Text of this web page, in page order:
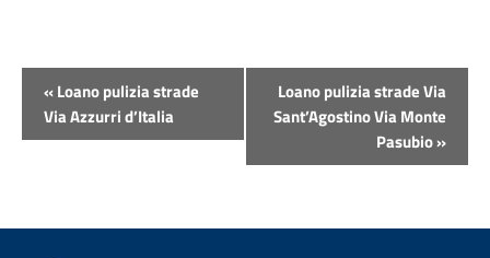
Evento
Navigazione
«Loano pulizia strade
Via Azzurri d’Italia
Loano pulizia strade Via
Sant’Agostino Via Monte
Pasubio»